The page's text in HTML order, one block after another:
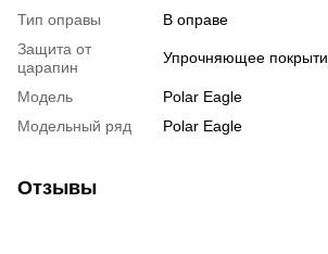
Тип оправы
В оправе
Защита от
царапин
Упрочняющее
Модель
Polar Eagle
Модельный ряд
Polar Eagle
Отзывы